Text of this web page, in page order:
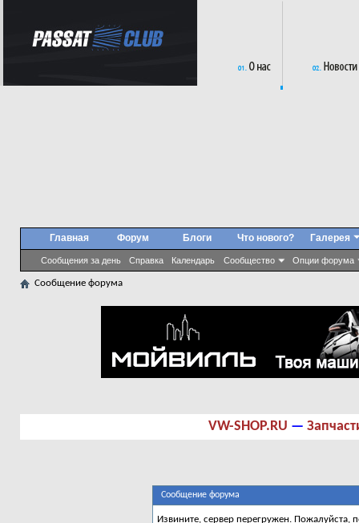
Главная Форум
Сообщения за день Справка Календарь Сообщество Опции форума
Блоги Что нового? Галерея
Сообщение форума
VW-SHOP.RU —
Сообщение форума
Извините, сервер перегружен. Пожалуйста,